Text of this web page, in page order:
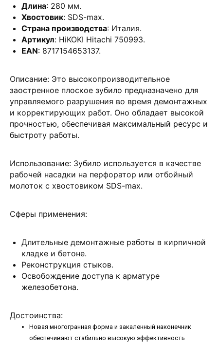
Длина: 280 мм.
Хвостовик: SDS-max.
Страна производства: Италия.
Артикул: HiKOKI Hitachi 750993.
EAN: 8717154653137.
Описание: Это высокопроизводительное
заостренное плоское зубило предназначено для
управляемого разрушения во время демонтажных
и корректирующих работ. Оно обладает высокой
прочностью, обеспечивая максимальный ресурс и
быстроту работы.
Использование: Зубило используется в качестве
рабочей насадки на перфоратор или отбойный
молоток с хвостовиком SDS-max.
Сферы применения:
Длительные демонтажные работы в кирпичной
кладке и бетоне.
Реконструкция стыков.
Освобождение доступа к арматуре
железобетона.
Достоинства:
Новая многогранная форма и закаленный наконечник
обеспечивают стабильно высокую эффективность